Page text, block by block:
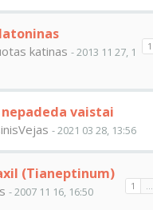
1
katinas - 2013 11 27, 1
nepadeda vaistai
- 2021 03 28, 13:56
(Tianeptinum)
1 ...
- 2007 11 16, 16:50